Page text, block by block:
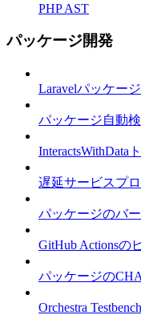
PHP AST
パッケージ開発
Laravelパッケー
パッケージ自動
InteractsWithData
遅延サービスプ
パッケージのバ
GitHub Actionsの
パッケージの
Orchestra